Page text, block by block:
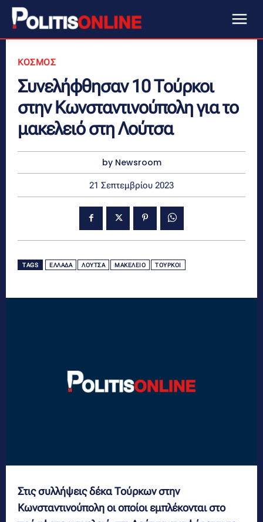
ΚΟΣΜΟΣ
Συνελήφθησαν 10 Τούρκοι
στην Κωνσταντινούπολη για το
μακελειό στη Λούτσα
by Newsroom
21 Σεπτεμβρίου 2023
TAGS ΕΛΛΑΔΑ ΛΟΎΤΣΑ ΜΑΚΕΛΕΙΌ ΤΟΎΡΚΟΙ
Στις συλλήψεις δέκα Τούρκων στην
Κωνσταντινούπολη οι οποίοι εμπλέκονται στο